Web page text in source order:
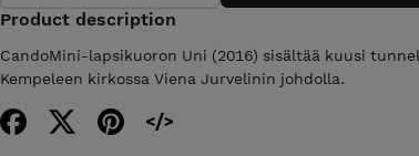
Product description
CandoMini-lapsikuoron Uni (2016) sisältää kuusi
Kempeleen kirkossa Viena Jurvelinin johdolla.